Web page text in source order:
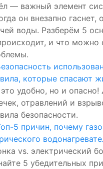
— важный элемент
он внезапно гаснет,
воды. Разберём 5
и что можно
которые спасают
удобно, но и
отравлений и
безопасности.
5 причин, почему
vs. электрический
5 убедительных